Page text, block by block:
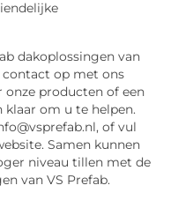
dakoplossingen van
contact op met ons
onze producten of een
om u te helpen.
of vul
Samen kunnen
niveau tillen met de
van VS Prefab.